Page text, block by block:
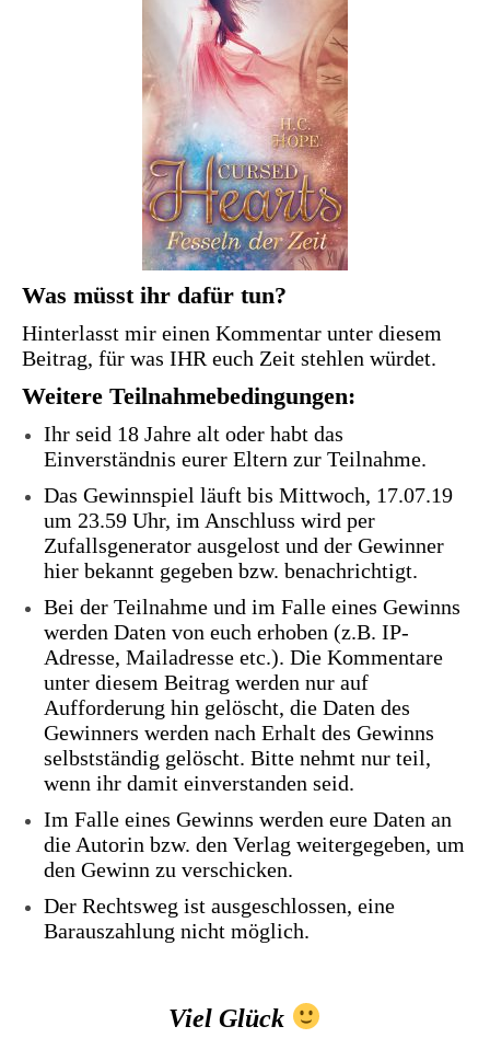
Was müsst ihr dafür tun?
Hinterlasst mir einen Kommentar unter diesem
Beitrag, für was IHR euch Zeit stehlen würdet.
Weitere Teilnahmebedingungen:
Ihr seid 18 Jahre alt oder habt das
Einverständnis eurer Eltern zur Teilnahme.
Das Gewinnspiel läuft bis Mittwoch, 17.07.19
um 23.59 Uhr, im Anschluss wird per
Zufallsgenerator ausgelost und der Gewinner
hier bekannt gegeben bzw. benachrichtigt.
Bei der Teilnahme und im Falle eines Gewinns
werden Daten von euch erhoben (z.B. IP-
Adresse, Mailadresse etc.). Die Kommentare
unter diesem Beitrag werden nur auf
Aufforderung hin gelöscht, die Daten des
Gewinners werden nach Erhalt des Gewinns
selbstständig gelöscht. Bitte nehmt nur teil,
wenn ihr damit einverstanden seid.
Im Falle eines Gewinns werden eure Daten an
die Autorin bzw. den Verlag weitergegeben, um
den Gewinn zu verschicken.
Der Rechtsweg ist ausgeschlossen, eine
Barauszahlung nicht möglich.
Viel Glück